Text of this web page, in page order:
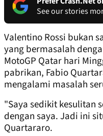
See our stories
Valentino Rossi bukan
yang bermasalah
MotoGP Qatar hari
pabrikan, Fabio
mengalami masalah
"Saya sedikit kesulitan
dengan saya. Jadi ini
Quartararo.